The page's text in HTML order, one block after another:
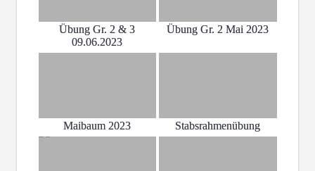
Übung Gr. 2 & 3
09.06.2023
Übung Gr. 2 Mai 2023
Maibaum 2023 Stabsrahmenübung